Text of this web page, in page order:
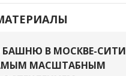
БАШНЮ В МОСКВЕ-СИТИ
МАСШТАБНЫМ